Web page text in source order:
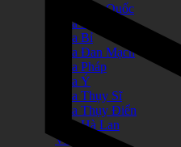
Visa Anh Quốc
Visa Ba Lan
Visa Bỉ
Visa Đan Mạch
Visa Pháp
Visa Ý
Visa Thụy Sĩ
Visa Thụy Điển
Visa Hà Lan
Visa Malta